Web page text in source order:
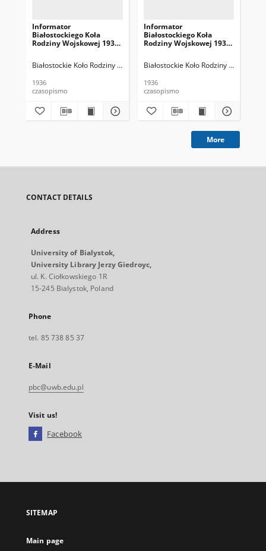
Informator
Białostockiego Koła
Rodziny Wojskowej 1936
Białostockie Koło Rodziny Wojskowej Brzozowska, Krystyna. Red.
1936
czasopismo
Informator
Białostockiego Koła
Rodziny Wojskowej 1936
Białostockie Koło Rodziny Wojskowej
1936
czasopismo
More
CONTACT DETAILS
Address
University of Bialystok,
University Library Jerzy Giedroyc,
ul. K. Ciołkowskiego 1R
15-245 Bialystok, Poland
Phone
tel. 85 738 85 37
E-Mail
pbc@uwb.edu.pl
Visit us!
Facebook
open
new
SITEMAP
Main page